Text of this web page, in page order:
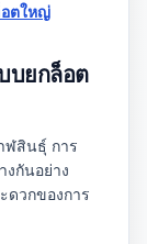
อตใหญ่
บยกล็อต
ฬสินธุ์ การ
กันอย่าง
ดวกของการ